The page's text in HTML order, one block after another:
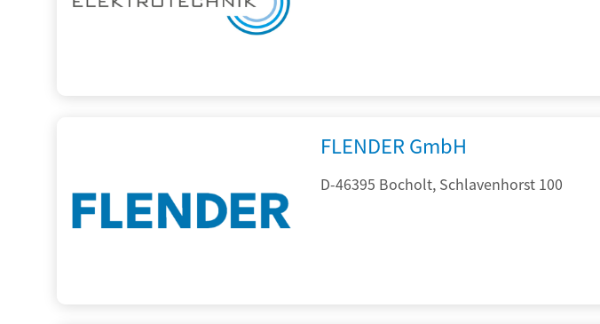
FLENDER GmbH
D-46395 Bocholt, Schlavenhorst 100